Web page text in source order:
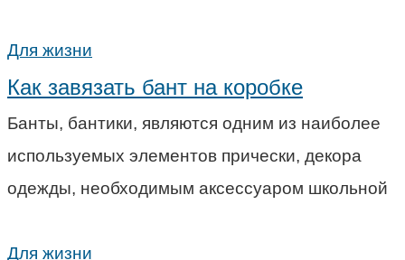
Для жизни
Как завязать бант на коробке
Банты, бантики, являются одним из наиболее
используемых элементов прически, декора
одежды, необходимым аксессуаром школьной
Для жизни